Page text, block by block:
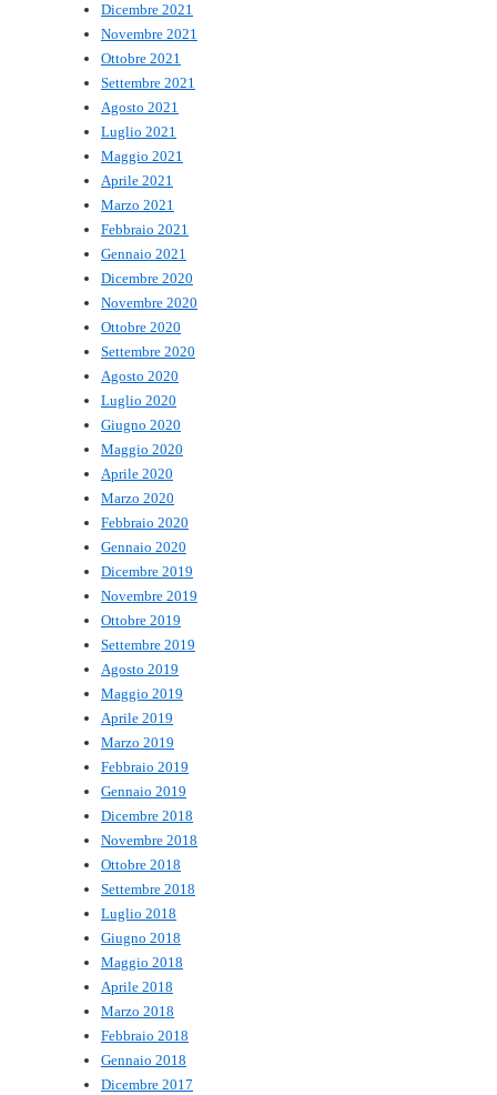
Dicembre 2021
Novembre 2021
Ottobre 2021
Settembre 2021
Agosto 2021
Luglio 2021
Maggio 2021
Aprile 2021
Marzo 2021
Febbraio 2021
Gennaio 2021
Dicembre 2020
Novembre 2020
Ottobre 2020
Settembre 2020
Agosto 2020
Luglio 2020
Giugno 2020
Maggio 2020
Aprile 2020
Marzo 2020
Febbraio 2020
Gennaio 2020
Dicembre 2019
Novembre 2019
Ottobre 2019
Settembre 2019
Agosto 2019
Maggio 2019
Aprile 2019
Marzo 2019
Febbraio 2019
Gennaio 2019
Dicembre 2018
Novembre 2018
Ottobre 2018
Settembre 2018
Luglio 2018
Giugno 2018
Maggio 2018
Aprile 2018
Marzo 2018
Febbraio 2018
Gennaio 2018
Dicembre 2017